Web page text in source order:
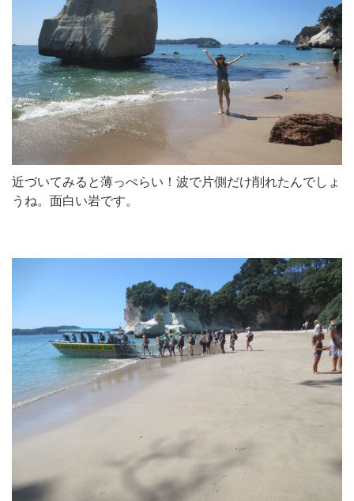
近づいてみると薄っぺらい！波で片側だけ削れたんでしょ
うね。面白い岩です。